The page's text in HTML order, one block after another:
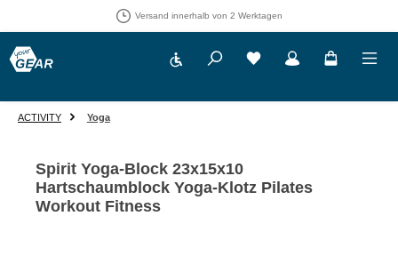
Versand innerhalb von 2 Werktagen
Werkzeugleiste anzeigenDu hast 0 Produkte auf
ACTIVITY Yoga
Spirit Yoga-Block 23x15x10
Hartschaumblock Yoga-Klotz Pilates
Workout Fitness